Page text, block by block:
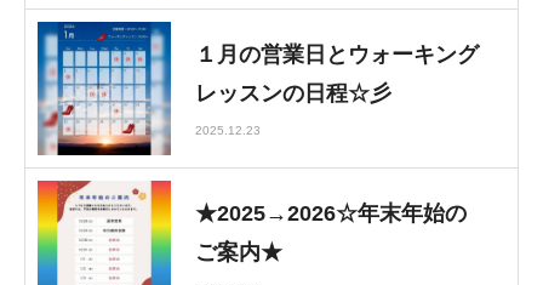
１月の営業日とウォーキング
レッスンの日程☆彡
2025.12.23
★2025→2026☆年末年始の
ご案内★